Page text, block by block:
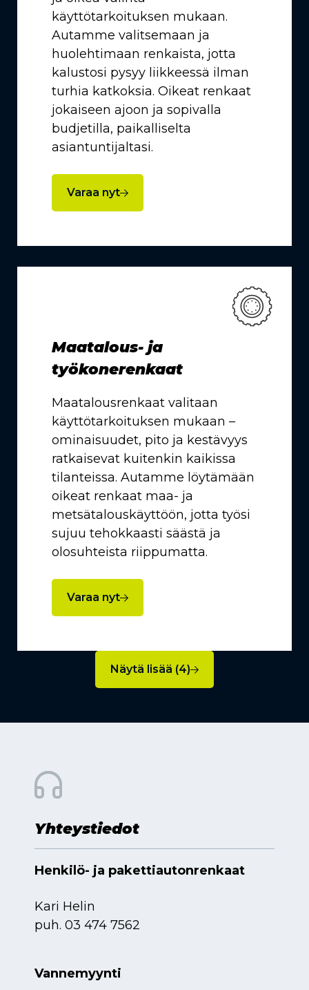
käyttötarkoituksen mukaan.
Autamme valitsemaan ja
huolehtimaan renkaista, jotta
kalustosi pysyy liikkeessä ilman
turhia katkoksia. Oikeat renkaat
jokaiseen ajoon ja sopivalla
budjetilla, paikalliselta
asiantuntijaltasi.
Varaa nyt
Maatalous- ja
työkonerenkaat
Maatalousrenkaat valitaan
käyttötarkoituksen mukaan –
ominaisuudet, pito ja kestävyys
ratkaisevat kuitenkin kaikissa
tilanteissa. Autamme löytämään
oikeat renkaat maa- ja
metsätalouskäyttöön, jotta työsi
sujuu tehokkaasti säästä ja
olosuhteista riippumatta.
Varaa nyt
Näytä lisää (4)
Yhteystiedot
Henkilö- ja pakettiautonrenkaat
Kari Helin
puh. 03 474 7562
Vannemyynti